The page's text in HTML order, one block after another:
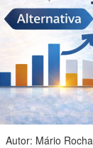
Autor: Mário Rocha